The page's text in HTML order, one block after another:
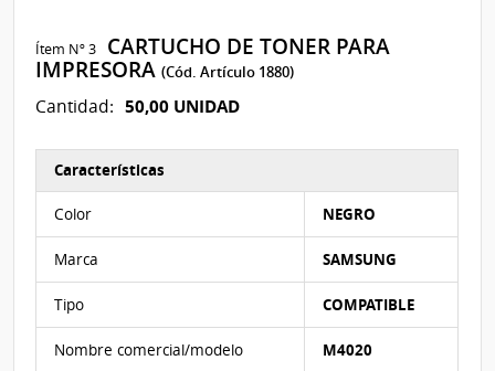
Ítem Nº 3
CARTUCHO DE TONER PARA
IMPRESORA(Cód. Artículo 1880)
Cantidad: 50,00 UNIDAD
Características
Color NEGRO
Marca SAMSUNG
Tipo COMPATIBLE
Nombre comercial/modelo M4020